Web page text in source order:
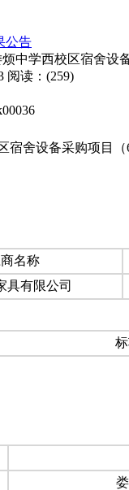
公告
中学西校区宿舍设
阅读：(259)
宿舍设备采购项目（
名称
具有限公司